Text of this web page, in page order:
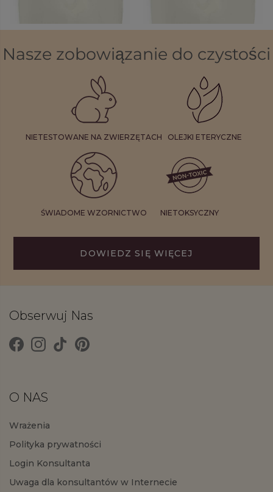
Nasze zobowiązanie do czystości
NIETESTOWANE NA ZWIERZĘTACH OLEJKI ETERYCZNE
ŚWIADOME WZORNICTWO NIETOKSYCZNY
DOWIEDZ SIĘ WIĘCEJ
Obserwuj Nas
O NAS
Wrażenia
Polityka prywatności
Login Konsultanta
Uwaga dla konsultantów w Internecie